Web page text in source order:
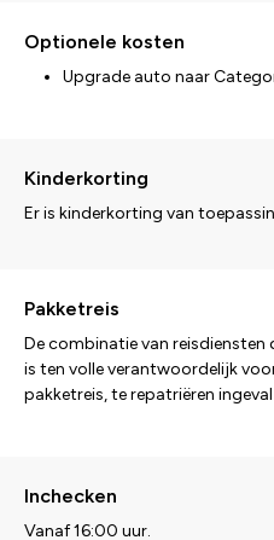
Optionele kosten
Upgrade auto naar
Kinderkorting
Er is kinderkorting van
Pakketreis
De combinatie van reisdiensten
is ten volle verantwoordelijk
pakketreis, te repatriëren
Inchecken
Vanaf 16:00 uur.